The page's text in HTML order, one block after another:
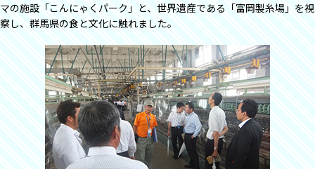
マの施設「こんにゃくパーク」と、世界遺産である「富岡製糸場」を視
察し、群馬県の食と文化に触れました。